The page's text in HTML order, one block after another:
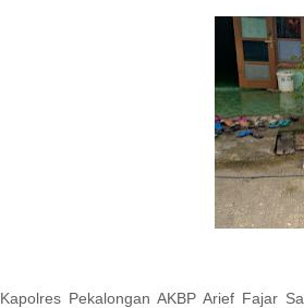
Kapolres Pekalongan AKBP Arief Fajar